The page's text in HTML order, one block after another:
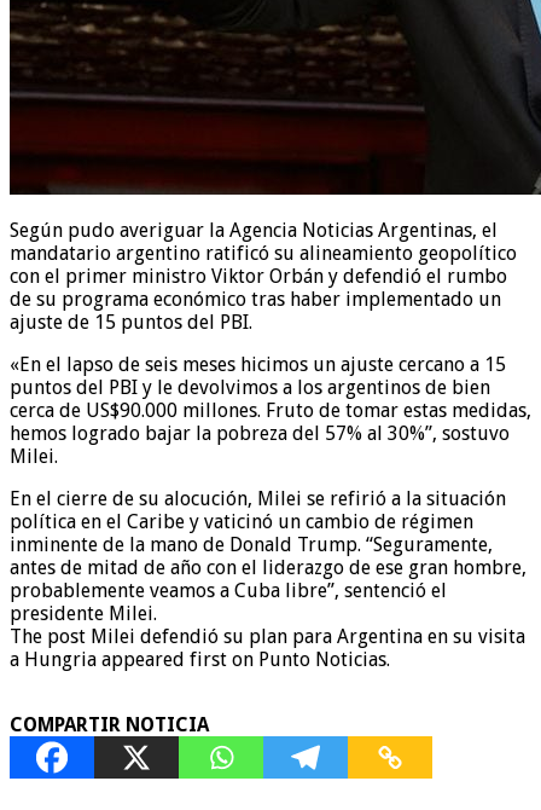
Según pudo averiguar la Agencia Noticias Argentinas, el
mandatario argentino ratificó su alineamiento geopolítico
con el primer ministro Viktor Orbán y defendió el rumbo
de su programa económico tras haber implementado un
ajuste de 15 puntos del PBI.
«En el lapso de seis meses hicimos un ajuste cercano a 15
puntos del PBI y le devolvimos a los argentinos de bien
cerca de US$90.000 millones. Fruto de tomar estas medidas,
hemos logrado bajar la pobreza del 57% al 30%”, sostuvo
Milei.
En el cierre de su alocución, Milei se refirió a la situación
política en el Caribe y vaticinó un cambio de régimen
inminente de la mano de Donald Trump. “Seguramente,
antes de mitad de año con el liderazgo de ese gran hombre,
probablemente veamos a Cuba libre”, sentenció el
presidente Milei.
The post Milei defendió su plan para Argentina en su visita
a Hungria appeared first on Punto Noticias.
COMPARTIR NOTICIA